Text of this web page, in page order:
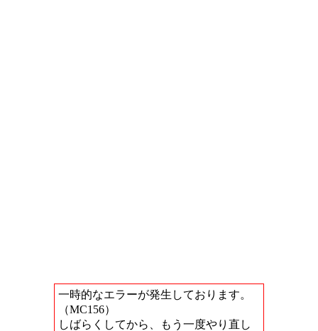
一時的なエラーが発生しております。
（MC156）
しばらくしてから、もう一度やり直し